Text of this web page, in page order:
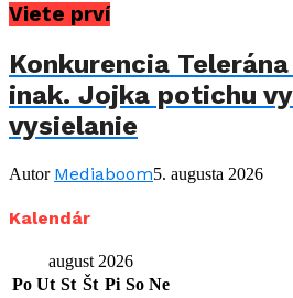
Viete prví
Konkurencia
inak. Jojka potichu
vysielanie
Autor Mediaboom5. augusta 2026
Kalendár
august 2026
Po Ut St Št Pi So Ne